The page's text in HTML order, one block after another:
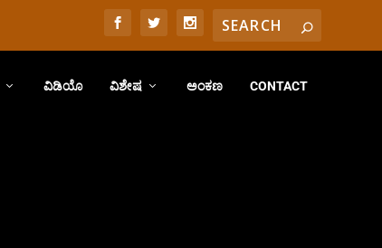
ವಿಡಿಯೊ ವಿಶೇಷ ಅಂಕಣ CONTACT